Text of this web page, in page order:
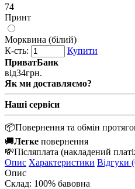
74
Принт
Морквина (білий)
К-сть:
Купити
ПриватБанк
від34грн.
Як ми доставляємо?
Наші сервіси
📦Повернення та обмін
🚚Легке повернення
💸Післяплата (накладений
Опис Характеристики Відгуки
Опис
Склад: 100% бавовна